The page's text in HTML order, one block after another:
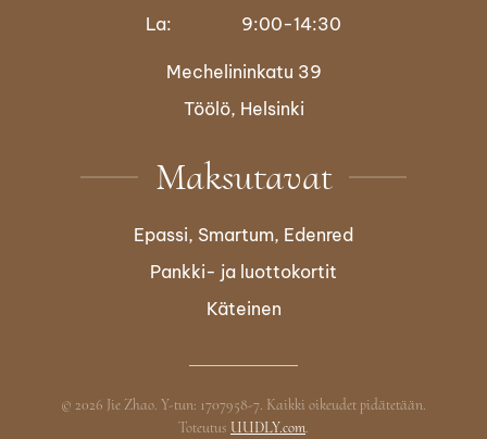
La:
9:00-14:30
Mechelininkatu 39
Töölö, Helsinki
Maksutavat
Epassi, Smartum, Edenred
Pankki- ja luottokortit
Käteinen
© 2026 Jie Zhao. Y-tun: 1707958-7. Kaikki oikeudet pidätetään.
Toteutus UUDLY.com.